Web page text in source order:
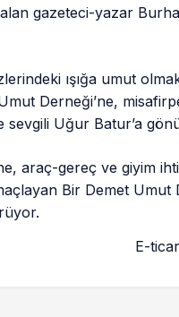
gazeteci-yazar
ışığa umut
Derneği’ne,
sevgili Uğur Batur’a
araç-gereç ve giyim
Bir Demet